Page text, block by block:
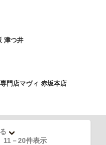
津つ井
門店マヴィ 赤坂本店
11 －20件表示